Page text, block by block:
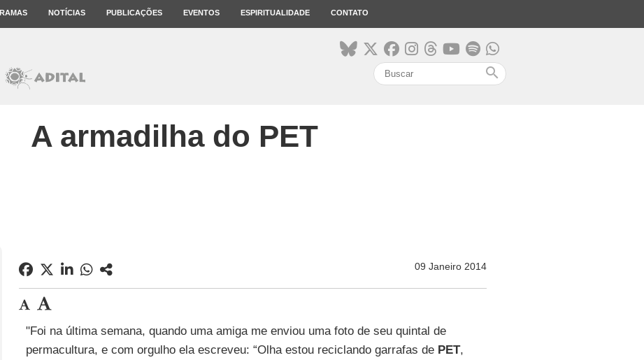
NOTÍCIAS PUBLICAÇÕES EVENTOS ESPIRITUALIDADE CONTATO
search
A armadilha do PET
09 Janeiro 2014
"Foi na última semana, quando uma amiga me enviou uma foto de seu quintal de
permacultura, e com orgulho ela escreveu: “Olha estou reciclando garrafas de PET,